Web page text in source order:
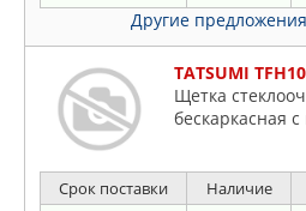
Другие
TATSUMI
Щетка
бескаркасная
Срок поставки Наличие